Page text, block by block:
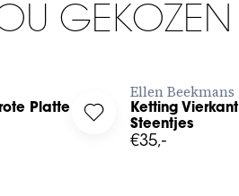
GEKOZEN
Grote Platte Cirkel to your
NU
Platte Cirkel
Log in to add Ketting
Ellen Beekmans
Ketting
Steentjes
€35,-
24 25 26
31